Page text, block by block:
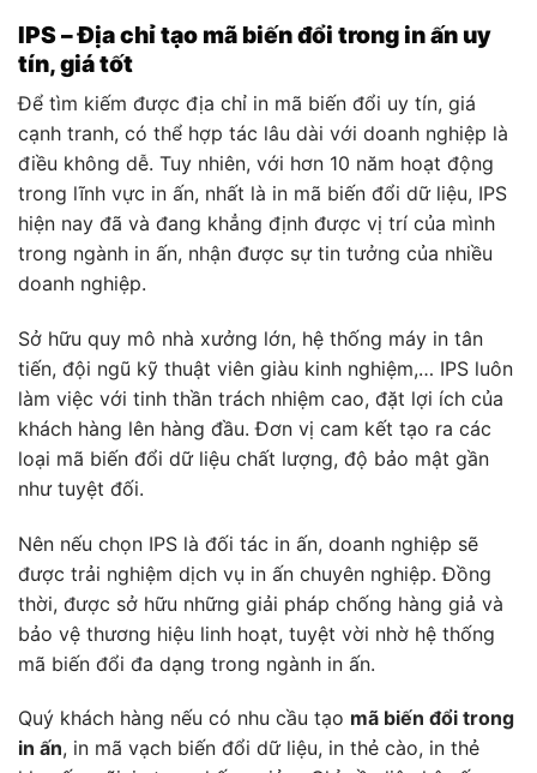
IPS – Địa chỉ tạo mã biến đổi trong in ấn uy
tín, giá tốt
Để tìm kiếm được địa chỉ in mã biến đổi uy tín, giá
cạnh tranh, có thể hợp tác lâu dài với doanh nghiệp là
điều không dễ. Tuy nhiên, với hơn 10 năm hoạt động
trong lĩnh vực in ấn, nhất là in mã biến đổi dữ liệu, IPS
hiện nay đã và đang khẳng định được vị trí của mình
trong ngành in ấn, nhận được sự tin tưởng của nhiều
doanh nghiệp.
Sở hữu quy mô nhà xưởng lớn, hệ thống máy in tân
tiến, đội ngũ kỹ thuật viên giàu kinh nghiệm,… IPS luôn
làm việc với tinh thần trách nhiệm cao, đặt lợi ích của
khách hàng lên hàng đầu. Đơn vị cam kết tạo ra các
loại mã biến đổi dữ liệu chất lượng, độ bảo mật gần
như tuyệt đối.
Nên nếu chọn IPS là đối tác in ấn, doanh nghiệp sẽ
được trải nghiệm dịch vụ in ấn chuyên nghiệp. Đồng
thời, được sở hữu những giải pháp chống hàng giả và
bảo vệ thương hiệu linh hoạt, tuyệt vời nhờ hệ thống
mã biến đổi đa dạng trong ngành in ấn.
Quý khách hàng nếu có nhu cầu tạo mã biến đổi trong
in ấn, in mã vạch biến đổi dữ liệu, in thẻ cào, in thẻ